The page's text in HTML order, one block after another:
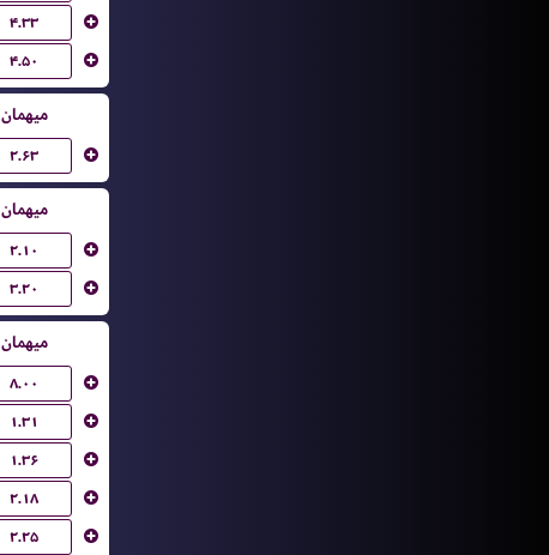
۴.۳۳
۴.۵۰
میهمان
۲.۶۳
میهمان
۲.۱۰
۳.۲۰
میهمان
۸.۰۰
۱.۳۱
۱.۳۶
۲.۱۸
۲.۲۵